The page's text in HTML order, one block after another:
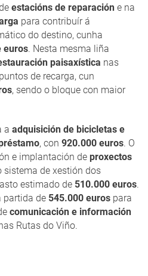
estacións de reparación e na
para contribuír á
do destino, cunha
euros. Nesta mesma liña
paisaxística nas
de recarga, cun
, sendo o bloque con maior
a adquisición de bicicletas e
, con 920.000 euros. O
e implantación de proxectos
sistema de xestión dos
estimado de 510.000 euros.
partida de 545.000 euros para
comunicación e información
Rutas do Viño.